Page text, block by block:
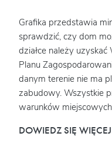
Grafika przedstawia
sprawdzić, czy dom
działce należy
Planu
danym terenie nie ma
zabudowy. Wszystkie
warunków
DOWIEDZ SIĘ WIĘCEJ